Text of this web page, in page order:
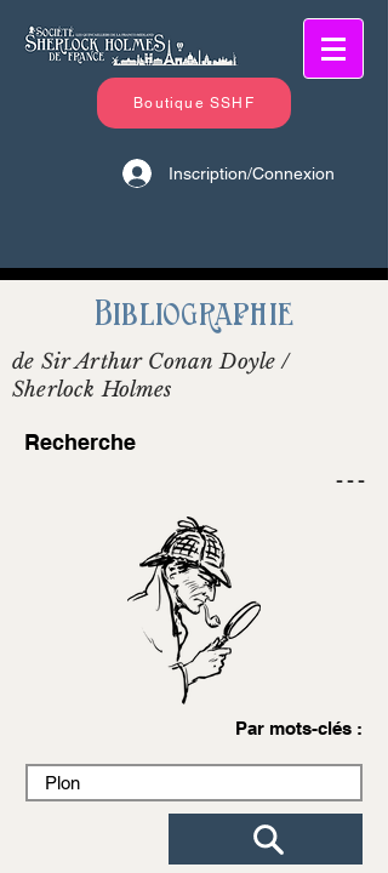
Boutique SSHF
Inscription/Connexion
Bibliographie
de Sir Arthur Conan Doyle /
Sherlock Holmes
Recherche
- - -
Par mots-clés :